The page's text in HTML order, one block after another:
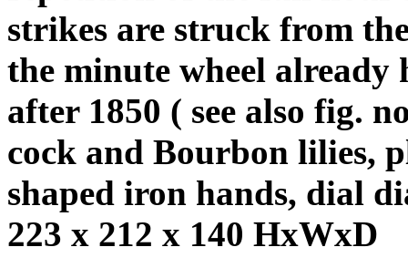
strikes are struck from
the minute wheel already
after 1850 ( see also fig.
cock and Bourbon lilies,
shaped iron hands, dial
223 x 212 x 140 HxWxD